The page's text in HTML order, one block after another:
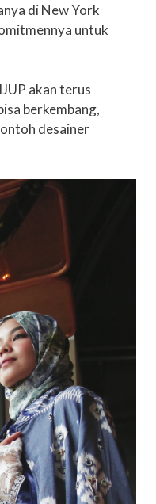
di New York
untuk
akan terus
berkembang,
desainer